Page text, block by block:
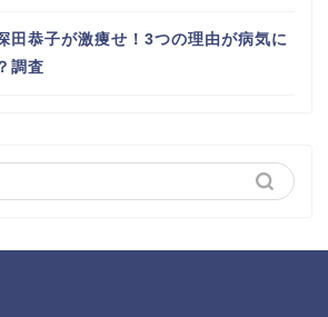
田恭子が激痩せ！3つの理由が病気に
調査